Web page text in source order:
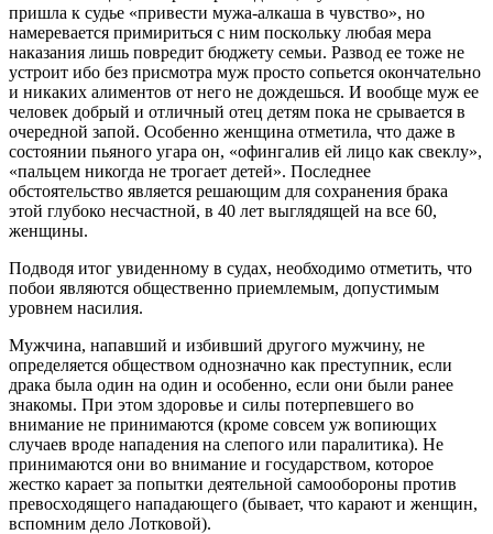
пришла к судье «привести мужа-алкаша в чувство», но
намеревается примириться с ним поскольку любая мера
наказания лишь повредит бюджету семьи. Развод ее тоже не
устроит ибо без присмотра муж просто сопьется окончательно
и никаких алиментов от него не дождешься. И вообще муж ее
человек добрый и отличный отец детям пока не срывается в
очередной запой. Особенно женщина отметила, что даже в
состоянии пьяного угара он, «офингалив ей лицо как свеклу»,
«пальцем никогда не трогает детей». Последнее
обстоятельство является решающим для сохранения брака
этой глубоко несчастной, в 40 лет выглядящей на все 60,
женщины.
Подводя итог увиденному в судах, необходимо отметить, что
побои являются общественно приемлемым, допустимым
уровнем насилия.
Мужчина, напавший и избивший другого мужчину, не
определяется обществом однозначно как преступник, если
драка была один на один и особенно, если они были ранее
знакомы. При этом здоровье и силы потерпевшего во
внимание не принимаются (кроме совсем уж вопиющих
случаев вроде нападения на слепого или паралитика). Не
принимаются они во внимание и государством, которое
жестко карает за попытки деятельной самообороны против
превосходящего нападающего (бывает, что карают и женщин,
вспомним дело Лотковой).